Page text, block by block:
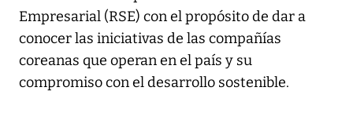
Empresarial (RSE) con el propósito de dar a
conocer las iniciativas de las compañías
coreanas que operan en el país y su
compromiso con el desarrollo sostenible.